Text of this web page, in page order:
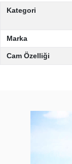
Kategori
Marka
Cam Özelliği